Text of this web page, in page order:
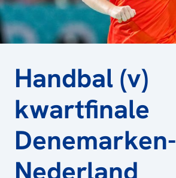
Handbal (v)
kwartfinale
Denemarken-
Nederland